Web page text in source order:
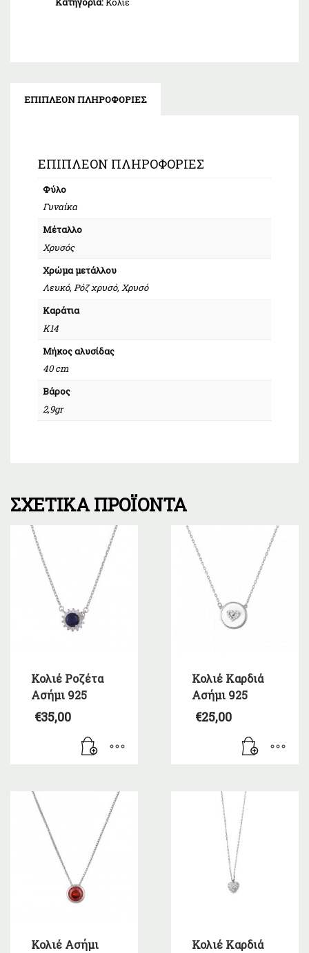
ΕΠΙΠΛΈΟΝ ΠΛΗΡΟΦΟΡΊΕΣ
ΕΠΙΠΛΈΟΝ ΠΛΗΡΟΦΟΡΊΕΣ
Φύλο
Γυναίκα
Μέταλλο
Χρυσός
Χρώμα μετάλλου
Λευκό, Ρόζ χρυσό, Χρυσό
Καράτια
Κ14
Μήκος αλυσίδας
40 cm
Βάρος
2,9gr
ΣΧΕΤΙΚΆ ΠΡΟΪΌΝΤΑ
Κολιέ Ροζέτα
Ασήμι 925
€35,00
Κολιέ Καρδιά
Ασήμι 925
€25,00
Κολιέ Ασήμι
Κολιέ Καρδιά